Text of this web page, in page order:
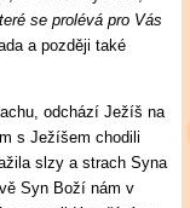
se prolévá pro Vás
a později také
odchází Ježíš na
s Ježíšem chodili
slzy a strach Syna
Syn Boží nám v